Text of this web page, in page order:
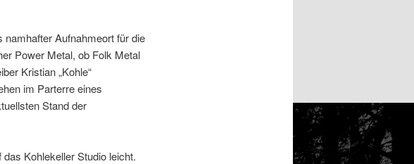
Aufnahmeort für die
Power Metal, ob Folk Metal
Kristian „Kohle“
im Parterre eines
Stand der
Kohlekeller Studio leicht.